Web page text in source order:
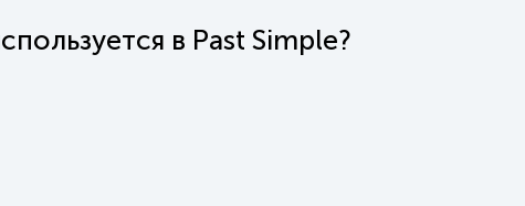
в Past Simple?